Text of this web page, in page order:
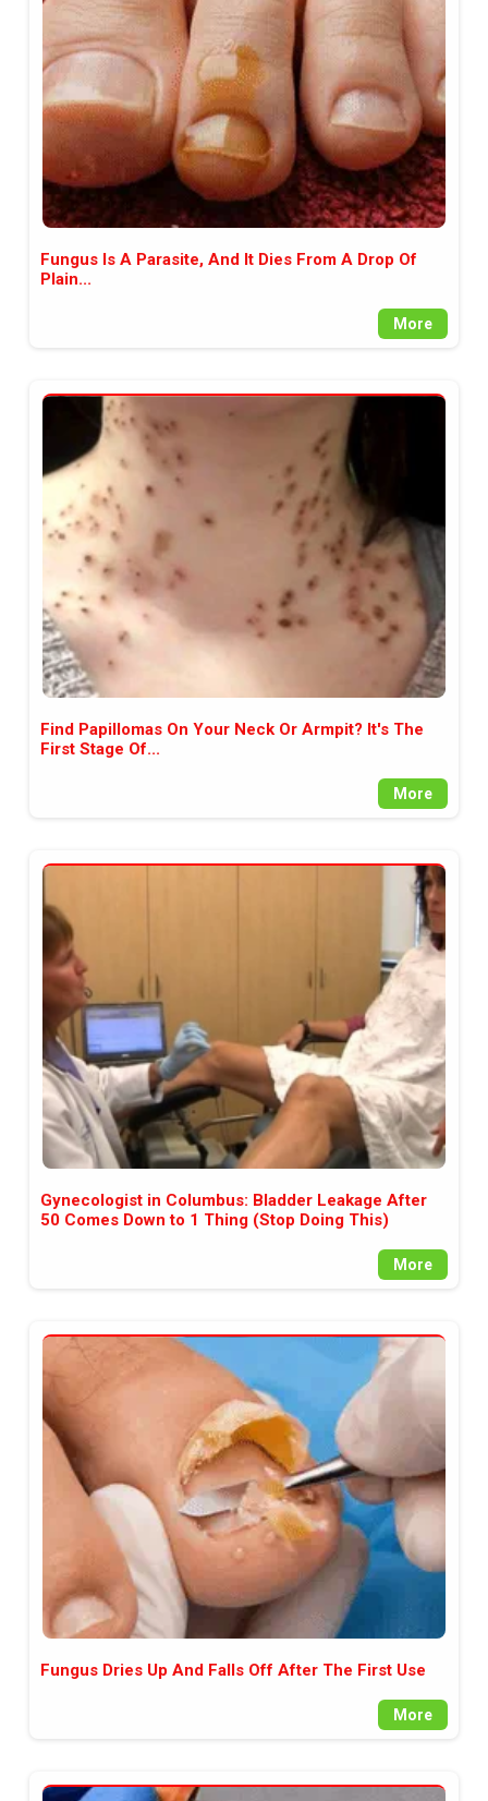
аудитория, затова държим на
прозрачност и коректност от
наша страна. Поднасяме ви
новините такива, каквито са. В
пълния си потенциал.
Fungus Is A Parasite, And It Dies From A Drop Of
Plain...
More
Find Papillomas On Your Neck Or Armpit? It's The
First Stage Of...
More
Gynecologist in Columbus: Bladder Leakage After
50 Comes Down to 1 Thing (Stop Doing This)
More
Fungus Dries Up And Falls Off After The First Use
More